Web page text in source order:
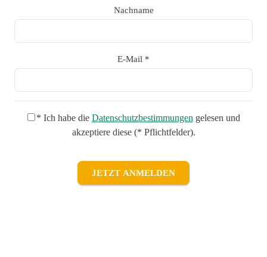
Nachname
E-Mail *
* Ich habe die Datenschutzbestimmungen gelesen und
akzeptiere diese (* Pflichtfelder).
JETZT ANMELDEN